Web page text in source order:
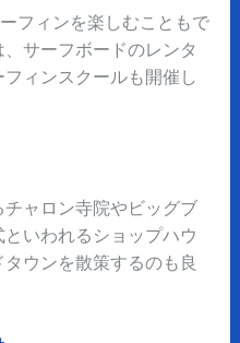
フィンを楽しむこともで
サーフボードのレンタ
ィンスクールも開催し
ャロン寺院やビッグブ
いわれるショップハウ
ウンを散策するのも良